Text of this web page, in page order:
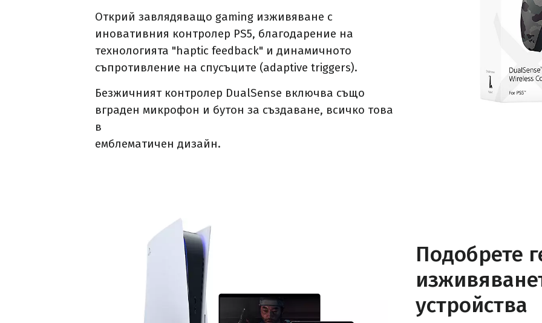
Открий завлядяващо gaming изживяване с
иновативния контролер PS5, благодарение на
технологията "haptic feedback" и динамичното
съпротивление на спусъците (adaptive triggers).
Безжичният контролер DualSense включва също
вграден микрофон и бутон за създаване, всичко това
в
емблематичен дизайн.
Подобрете
устройства